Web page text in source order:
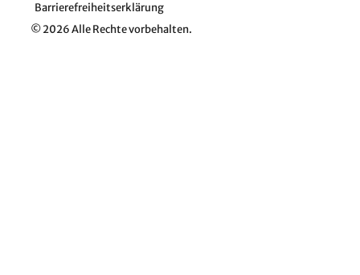
© 2026 Alle Rechte vorbehalten.
Barrierefreiheitserklärung